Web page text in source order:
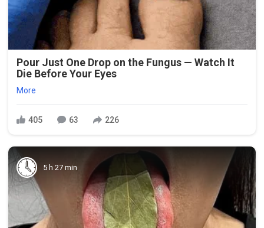
Pour Just One Drop on the Fungus — Watch It
Die Before Your Eyes
More
405 63 226
5 h 27 min